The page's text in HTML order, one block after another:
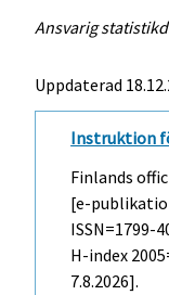
Ansvarig
Uppdaterad
Instruktion
Finlands
[e-
ISSN=1799-
H-index
7.8.2026].